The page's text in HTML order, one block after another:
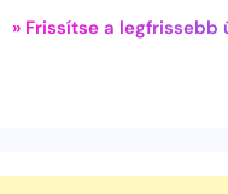
» Frissítse a legfrissebb